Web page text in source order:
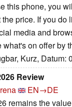
this phone, you
price. If you
media and
on offer by
Kurz, Datum:
Review
EN→DE
remains the